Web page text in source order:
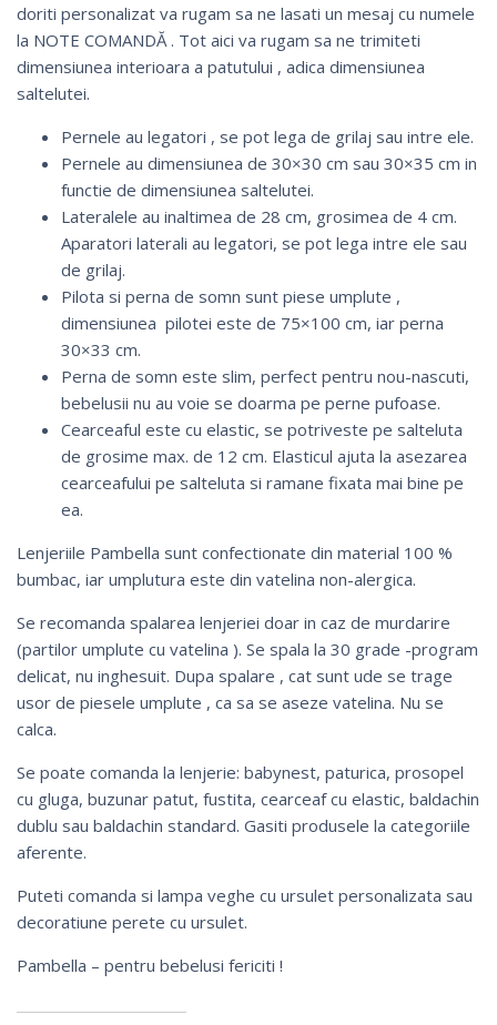
doriti personalizat va rugam sa ne lasati un mesaj cu numele
la NOTE COMANDĂ . Tot aici va rugam sa ne trimiteti
dimensiunea interioara a patutului , adica dimensiunea
saltelutei.
Pernele au legatori , se pot lega de grilaj sau intre ele.
Pernele au dimensiunea de 30×30 cm sau 30×35 cm in
functie de dimensiunea saltelutei.
Lateralele au inaltimea de 28 cm, grosimea de 4 cm.
Aparatori laterali au legatori, se pot lega intre ele sau
de grilaj.
Pilota si perna de somn sunt piese umplute ,
dimensiunea pilotei este de 75×100 cm, iar perna
30×33 cm.
Perna de somn este slim, perfect pentru nou-nascuti,
bebelusii nu au voie se doarma pe perne pufoase.
Cearceaful este cu elastic, se potriveste pe salteluta
de grosime max. de 12 cm. Elasticul ajuta la asezarea
cearceafului pe salteluta si ramane fixata mai bine pe
ea.
Lenjeriile Pambella sunt confectionate din material 100 %
bumbac, iar umplutura este din vatelina non-alergica.
Se recomanda spalarea lenjeriei doar in caz de murdarire
(partilor umplute cu vatelina ). Se spala la 30 grade -program
delicat, nu inghesuit. Dupa spalare , cat sunt ude se trage
usor de piesele umplute , ca sa se aseze vatelina. Nu se
calca.
Se poate comanda la lenjerie: babynest, paturica, prosopel
cu gluga, buzunar patut, fustita, cearceaf cu elastic, baldachin
dublu sau baldachin standard. Gasiti produsele la categoriile
aferente.
Puteti comanda si lampa veghe cu ursulet personalizata sau
decoratiune perete cu ursulet.
Pambella – pentru bebelusi fericiti !